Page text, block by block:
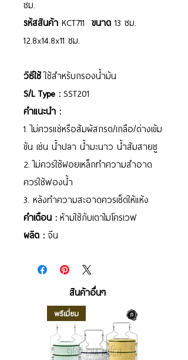
ซม.
รหัสสินค้า KCT711 ขนาด13 ซม.
12.8x14.8x11 ซม.
วิธีใช้ใช้สำหรับกรองน้ำมัน
S/L Type : SST201
คำแนะนำ :
1. ไม่ควรแช่หรือสัมผัสกรด/เกลือ/ด่างเข้ม
ข้น เช่น น้ำปลา น้ำมะนาว น้ำส้มสายชู
2. ไม่ควรใช้ฝอยเหล็กทำความสำอาด
ควรใช้ฟองน้ำ
3. หลังทำความสะอาดควรเช็ดให้แห้ง
คำเตือน : ห้ามใช้กับเตาไมโครเวฟ
ผลิต : จีน
สินค้าอื่นๆ
พรีเมี่ยม